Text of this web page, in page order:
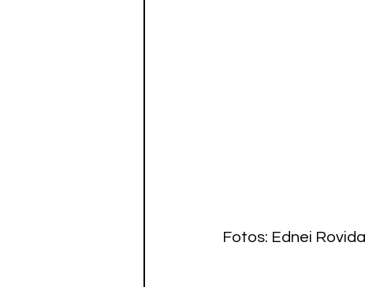
Fotos: Ednei